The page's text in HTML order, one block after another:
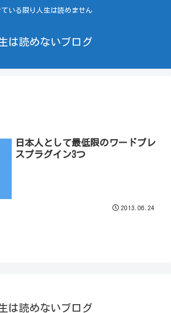
ている限り人生は読めません
は読めないブログ
日本人として最低限のワードプレ
スプラグイン3つ
2013.06.24
は読めないブログ